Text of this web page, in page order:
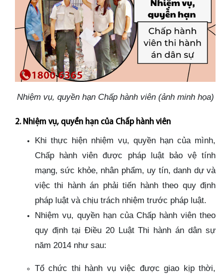
Nhiệm vụ, quyền hạn Chấp hành viên (ảnh minh họa)
2. Nhiệm vụ, quyền hạn của Chấp hành viên
Khi thực hiện nhiệm vụ, quyền hạn của mình,
Chấp hành viên được pháp luật bảo vệ tính
mạng, sức khỏe, nhân phẩm, uy tín, danh dự và
việc thi hành án phải tiến hành theo quy định
pháp luật và chịu trách nhiệm trước pháp luật.
Nhiệm vụ, quyền hạn của Chấp hành viên theo
quy định tại Điều 20 Luật Thi hành án dân sự
năm 2014 như sau:
Tổ chức thi hành vụ việc được giao kịp thời,